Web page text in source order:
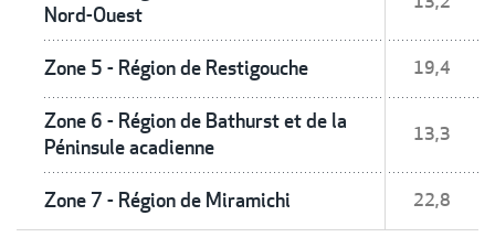
Nord-Ouest
Zone 5 - Région de Restigouche 19,4
Zone 6 - Région de Bathurst et de la
Péninsule acadienne
13,3
Zone 7 - Région de Miramichi 22,8